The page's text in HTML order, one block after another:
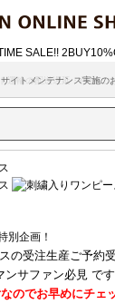
イトメンテナンス実施の
運輸の配送遅延・停止に
別企画！
の受注生産ご予約受
サファン必見 です
のでお早めにチェ